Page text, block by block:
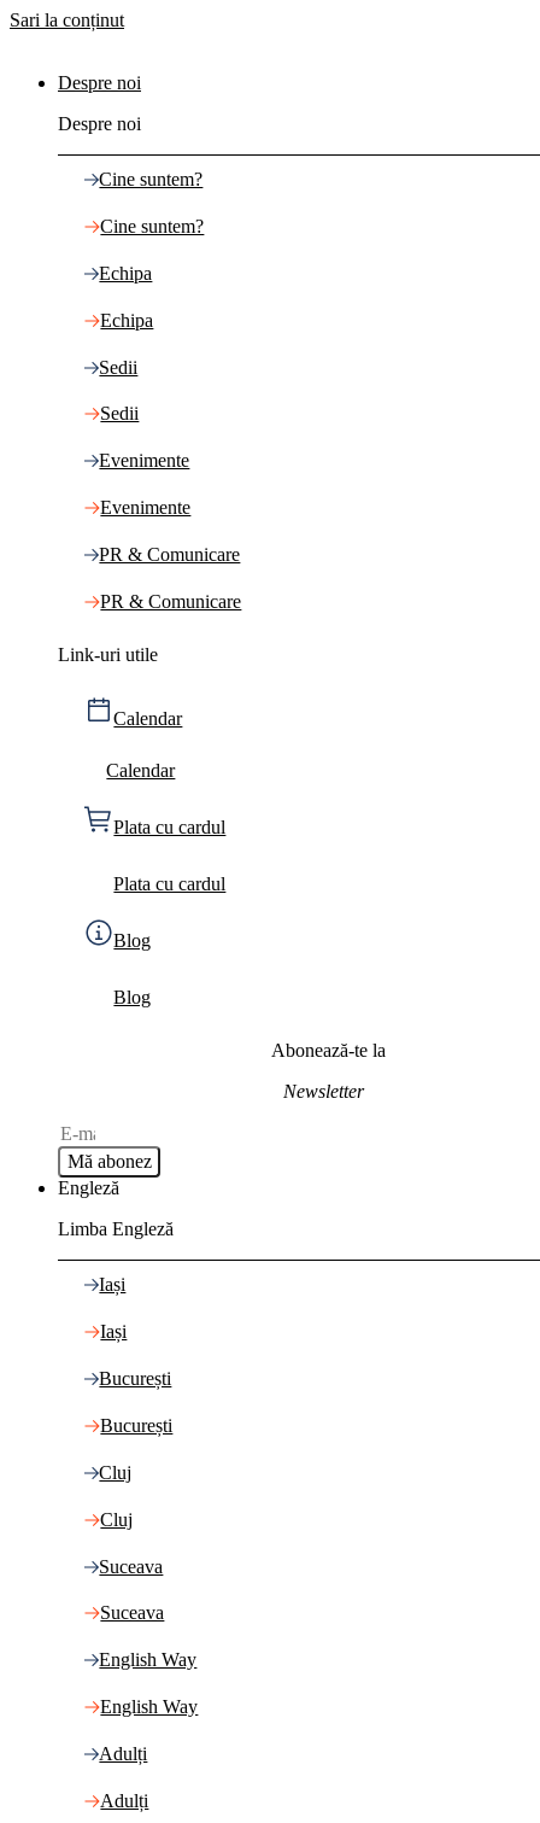
Sari la conținut
Despre noi
Despre noi
Cine suntem?
Cine suntem?
Echipa
Echipa
Sedii
Sedii
Evenimente
Evenimente
PR & Comunicare
PR & Comunicare
Link-uri utile
Calendar
Calendar
Plata cu cardul
Plata cu cardul
Blog
Blog
Abonează-te la
Newsletter
Mă abonez
Engleză
Limba Engleză
Iași
Iași
București
București
Cluj
Cluj
Suceava
Suceava
English Way
English Way
Adulți
Adulți